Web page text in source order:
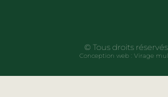
© Tous droits
Conception web : Virage